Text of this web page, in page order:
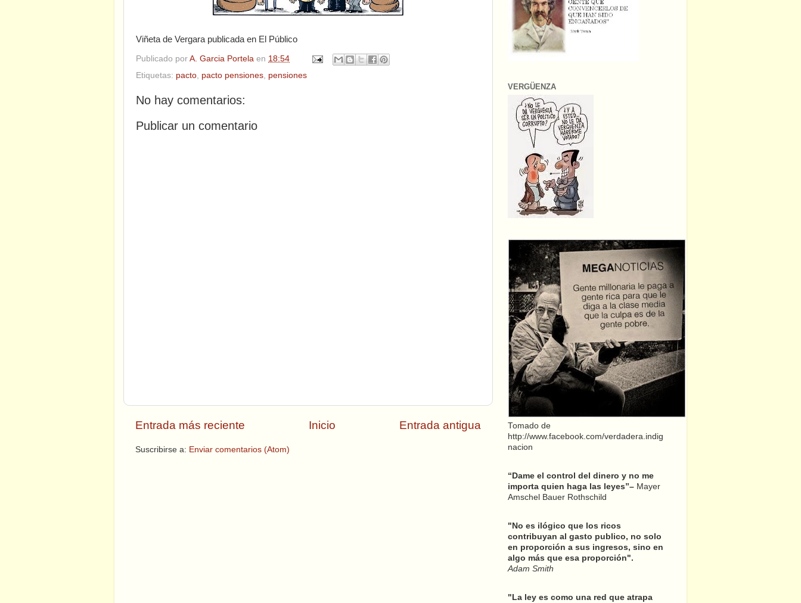
Viñeta de Vergara publicada en El Público
Publicado por A. Garcia Portela en 18:54
Etiquetas: pacto pacto pensiones pensiones
No hay comentarios:
Publicar un comentario
Entrada más reciente Entrada antigua
Inicio
Suscribirse a: Enviar comentarios (Atom)
VERGÜENZA
Tomado de
http://www.facebook.com/verdadera.indig
nacion
“Dame el control del dinero y no me
importa quien haga las leyes”– Mayer
Amschel Bauer Rothschild
"No es ilógico que los ricos
contribuyan al gasto publico, no solo
en proporción a sus ingresos, sino en
algo más que esa proporción".
Adam Smith
"La ley es como una red que atrapa